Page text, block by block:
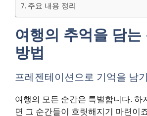
주요 내용 정리
여행의 추억을 담는
방법
프레젠테이션으로 기억을 남
여행의 모든 순간은 특별합니다. 하
면 그 순간들이 흐릿해지기 마련이